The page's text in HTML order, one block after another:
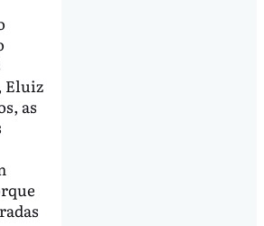
Eluiz
as